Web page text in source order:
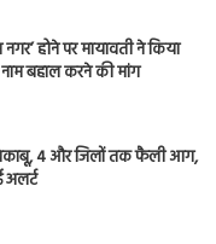
होने पर मायावती ने किया
बहाल करने की मांग
बेकाबू, 4 और जिलों तक फैली आग,
अलर्ट